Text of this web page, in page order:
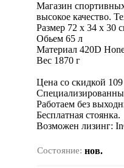
Магазин
высокое качество.
Размер 72 x 34 x 30
Обьем 65 л
Материал 420D
Вес 1870 г
Цена со скидкой 109
Работаем без
Бесплатная стоянка.
Bозможен лизинг:
Состояние: нов.